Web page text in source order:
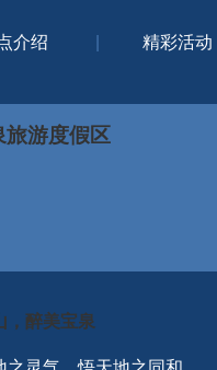
介绍 精彩活动